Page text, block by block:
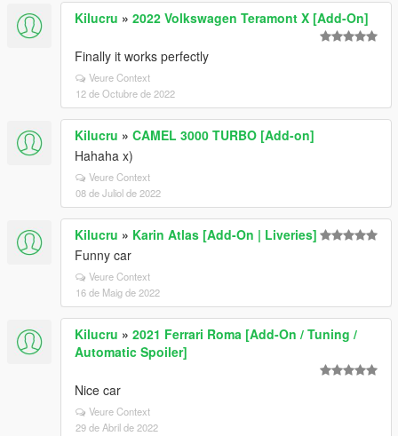
Kilucru » 2022 Volkswagen Teramont X [Add-On]
Finally it works perfectly
Veure Context
12 de Octubre de 2022
Kilucru » CAMEL 3000 TURBO [Add-on]
Hahaha x)
Veure Context
08 de Juliol de 2022
Kilucru » Karin Atlas [Add-On | Liveries]
Funny car
Veure Context
16 de Maig de 2022
Kilucru » 2021 Ferrari Roma [Add-On / Tuning /
Automatic Spoiler]
Nice car
Veure Context
29 de Abril de 2022